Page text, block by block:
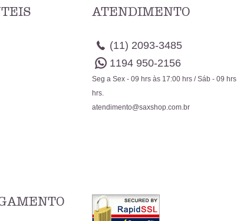
ATENDIMENTO
(11) 2093-3485
1194 950-2156
Seg a Sex - 09 hrs às 17:00 hrs / Sáb - 09
hrs.
atendimento@saxshop.com.br